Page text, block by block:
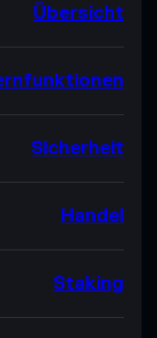
Übersicht
Sicherheit
Handel
Staking